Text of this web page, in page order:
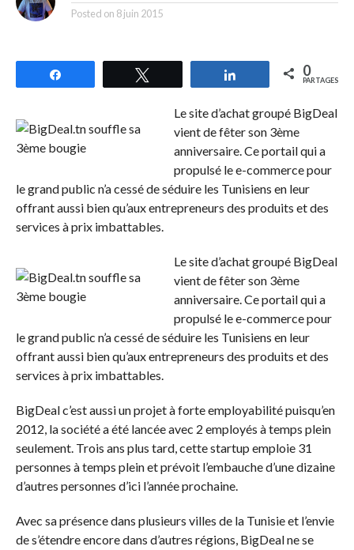
Posted on 8 juin 2015
Partagez 0
PARTAGES
Le site d’achat groupé BigDeal
vient de fêter son 3ème
anniversaire. Ce portail qui a
propulsé le e-commerce pour
le grand public n’a cessé de séduire les Tunisiens en leur
offrant aussi bien qu’aux entrepreneurs des produits et des
services à prix imbattables.
Le site d’achat groupé BigDeal
vient de fêter son 3ème
anniversaire. Ce portail qui a
propulsé le e-commerce pour
le grand public n’a cessé de séduire les Tunisiens en leur
offrant aussi bien qu’aux entrepreneurs des produits et des
services à prix imbattables.
BigDeal c’est aussi un projet à forte employabilité puisqu’en
2012, la société a été lancée avec 2 employés à temps plein
seulement. Trois ans plus tard, cette startup emploie 31
personnes à temps plein et prévoit l’embauche d’une dizaine
d’autres personnes d’ici l’année prochaine.
Avec sa présence dans plusieurs villes de la Tunisie et l’envie
de s’étendre encore dans d’autres régions, BigDeal ne se